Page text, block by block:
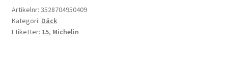
56H
POWER
SHIFT
Artikelnr: 3528704950409
Kategori: Däck
Etiketter: 15, Michelin